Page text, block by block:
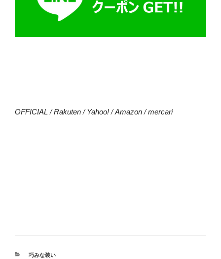
OFFICIAL /Rakuten/Yahoo!/Amazon/mercari
カ
巧みな装い